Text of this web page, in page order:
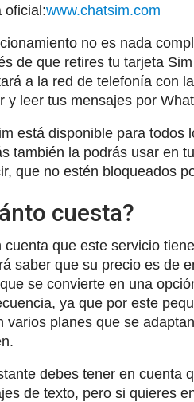
oficial:www.chatsim.com
no es nada
de que retires tu tarjeta
a la red de telefonía con
y leer tus mensajes por
está disponible para todos
también la podrás usar en
que no estén bloqueados
cuesta?
cuenta que este servicio
saber que su precio es de
se convierte en una
ya que por este
varios planes que se
debes tener en cuenta
de texto, pero si quieres